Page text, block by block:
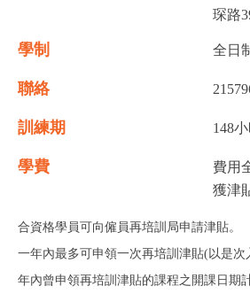
琛路
學制 全日
聯絡
訓練期 148
學費
費用
獲津
合資格學員可向僱員再培訓局申請津貼。
一年內最多可申領一次再培訓津貼(以是
年內曾申領再培訓津貼的課程之開課日期